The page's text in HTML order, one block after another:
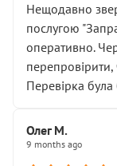
Нещодавно
послугою
оперативно.
Перевірка
Олег М.
9 months ago